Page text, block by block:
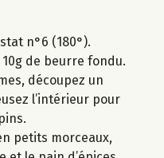
n°6 (180°).
de beurre fondu.
découpez un
l’intérieur pour
petits morceaux,